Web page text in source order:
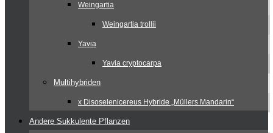
Weingartia
Weingartia trollii
Yavia
Yavia cryptocarpa
Multihybriden
x Disoselenicereus Hybride „Müllers Mandarin“
Andere Sukkulente Pflanzen